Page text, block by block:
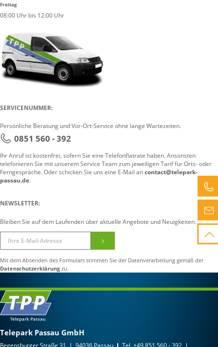
Freitag
08:00 Uhr bis 12:00 Uhr
SERVICENUMMER:
Persönliche Beratung und Vor-Ort-Service ohne lange Wartezeiten.
0851 560 - 392
Ihr Anruf ist kostenfrei, sofern Sie eine Telefonflatrate haben. Ansonsten
telefonieren Sie mit unserem Service Team zum jeweiligen Tarif für Orts- oder
Ferngespräche. Oder schicken Sie uns eine E-Mail ancontact@telepark-
passau.de.
NEWSLETTER:
Bleiben Sie auf dem Laufenden über aktuelle Angebote und Neuigkeiten.
Mit dem Absenden des Formulars stimmen Sie der Datenverarbeitung gemäß der
Datenschutzerklärung zu.
Telepark Passau GmbH